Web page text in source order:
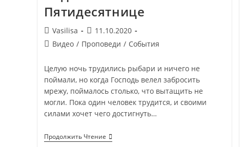
Пятидесятнице
Vasilisa
11.10.2020
Видео / Проповеди / События
Целую ночь трудились рыбари и ничего не
поймали, но когда Господь велел забросить
мрежу, поймалось столько, что вытащить не
могли. Пока один человек трудится, и своими
силами хочет чего достигнуть…
Продолжить Чтение